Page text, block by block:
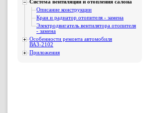
Система вентиляции и отопления салона
Описание конструкции
Кран и радиатор отопителя - замена
Электродвигатель вентилятора отопителя
- замена
Особенности ремонта автомобиля
ВАЗ-2102
Приложения